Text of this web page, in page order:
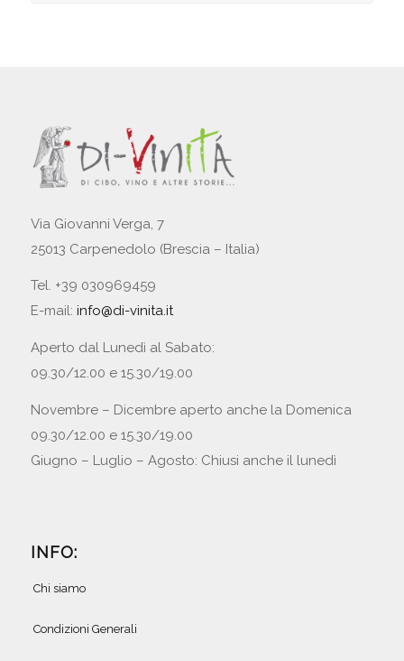
Via Giovanni Verga, 7
25013 Carpenedolo (Brescia – Italia)
Tel. +39 030969459
E-mail: info@di-vinita.it
Aperto dal Lunedì al Sabato:
09.30/12.00 e 15.30/19.00
Novembre – Dicembre aperto anche la Domenica
09.30/12.00 e 15.30/19.00
Giugno – Luglio – Agosto: Chiusi anche il lunedì
INFO:
Chi siamo
Condizioni Generali